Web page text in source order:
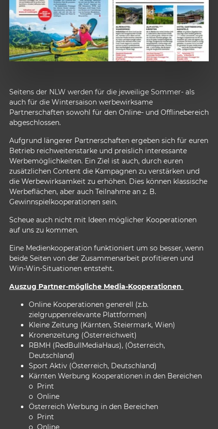
Seitens der NLW werden für die jeweilige Sommer- als
auch für die Wintersaison werbewirksame
Partnerschaften sowohl für den Online- und Offlinebereich
abgeschlossen.
Aufgrund längerer Partnerschaften ergeben sich für euren
Betrieb reichweitenstarke und preislich interessante
Werbemöglichkeiten. Ein Ziel ist auch, durch euren
zusätzlichen Content die Kampagnen zu verstärken und
die Werbewirksamkeit zu erhöhen. Dies können klassische
Werbeflächen, aber auch Teilnahme an z. B.
Gewinnspielkooperationen sein.
Scheue auch nicht mit Ideen möglicher Kooperationen
auf uns zu kommen.
Eine Medienkooperation funktioniert um so besser, wenn
beide Seiten von der Zusammenarbeit profitieren und
Win-Win-Situationen entsteht.
Auszug Partner-mögliche Media-Kooperationen
Online Kooperationen generell (z.b.
zielgruppenrelevante Plattformen)
Kleine Zeitung (Kärnten, Steiermark, Wien)
Kronenzeitung (Österreichweit)
RBMH (RedBullMediaHaus), (Österreich,
Deutschland)
Sport Aktiv (Österreich, Deutschland)
Kärnten Werbung Kooperationen in den Bereichen
o Print
o Online
Österreich Werbung in den Bereichen
o Print
o Online